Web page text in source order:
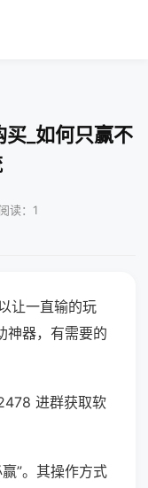
_如何只赢不
读：1
让一直输的玩
神器，有需要的
进群获取软
”。其操作方式